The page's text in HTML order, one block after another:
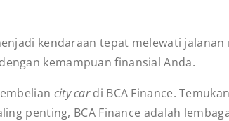
kendaraan tepat melewati
kemampuan finansial Anda.
city cardi BCA Finance.
penting, BCA Finance adalah